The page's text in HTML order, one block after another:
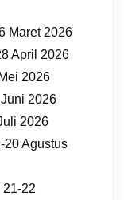
Maret 2026
April 2026
2026
2026
2026
20 Agustus
21-22